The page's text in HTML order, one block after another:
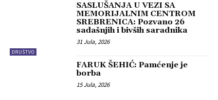
DRUŠTVO
SASLUŠANJA U VEZI SA
MEMORIJALNIM CENTROM
SREBRENICA: Pozvano 26
sadašnjih i bivših saradnika
31 Jula, 2026
FARUK ŠEHIĆ: Pamćenje je
borba
15 Jula, 2026